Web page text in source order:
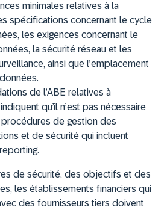
minimales relatives à la
spécifications concernant le cycle
les exigences concernant le
la sécurité réseau et les
ainsi que l’emplacement
de l’ABE relatives à
qu’il n’est pas nécessaire
de gestion des
et de sécurité qui incluent
de sécurité, des objectifs et des
les établissements financiers qui
des fournisseurs tiers doivent